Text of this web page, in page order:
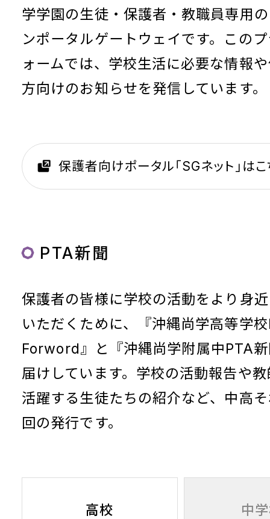
学学園の生徒・保護者・教職員専用
ンポータルゲートウェイです。この
ォームでは、学校生活に必要な情報
方向けのお知らせを発信しています。
保護者向けポータル「SGネット」はこ
PTA新聞
保護者の皆様に学校の活動をより身
いただくために、『沖縄尚学高等学
Forword』と『沖縄尚学附属中PTA
届けしています。学校の活動報告や
活躍する生徒たちの紹介など、中高
回の発行です。
高校 中